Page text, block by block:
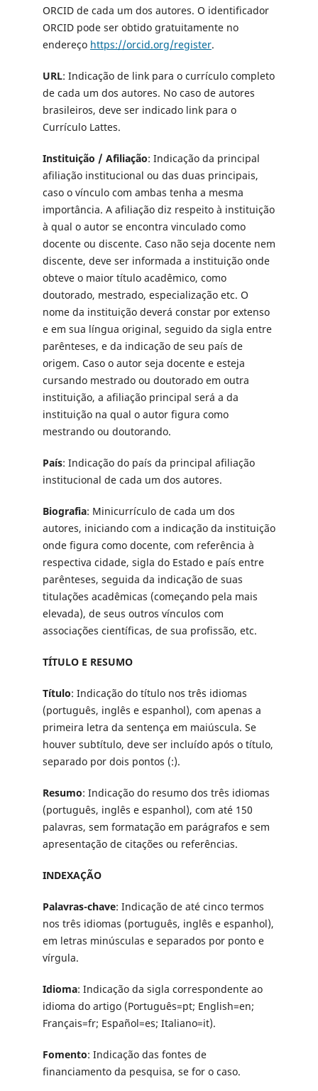
ORCID de cada um dos autores. O identificador
ORCID pode ser obtido gratuitamente no
endereço https://orcid.org/register.
URL: Indicação de link para o currículo completo
de cada um dos autores. No caso de autores
brasileiros, deve ser indicado link para o
Currículo Lattes.
Instituição / Afiliação: Indicação da principal
afiliação institucional ou das duas principais,
caso o vínculo com ambas tenha a mesma
importância. A afiliação diz respeito à instituição
à qual o autor se encontra vinculado como
docente ou discente. Caso não seja docente nem
discente, deve ser informada a instituição onde
obteve o maior título acadêmico, como
doutorado, mestrado, especialização etc. O
nome da instituição deverá constar por extenso
e em sua língua original, seguido da sigla entre
parênteses, e da indicação de seu país de
origem. Caso o autor seja docente e esteja
cursando mestrado ou doutorado em outra
instituição, a afiliação principal será a da
instituição na qual o autor figura como
mestrando ou doutorando.
País: Indicação do país da principal afiliação
institucional de cada um dos autores.
Biografia: Minicurrículo de cada um dos
autores, iniciando com a indicação da instituição
onde figura como docente, com referência à
respectiva cidade, sigla do Estado e país entre
parênteses, seguida da indicação de suas
titulações acadêmicas (começando pela mais
elevada), de seus outros vínculos com
associações científicas, de sua profissão, etc.
TÍTULO E RESUMO
Título: Indicação do título nos três idiomas
(português, inglês e espanhol), com apenas a
primeira letra da sentença em maiúscula. Se
houver subtítulo, deve ser incluído após o título,
separado por dois pontos (:).
Resumo: Indicação do resumo dos três idiomas
(português, inglês e espanhol), com até 150
palavras, sem formatação em parágrafos e sem
apresentação de citações ou referências.
INDEXAÇÃO
Palavras-chave: Indicação de até cinco termos
nos três idiomas (português, inglês e espanhol),
em letras minúsculas e separados por ponto e
vírgula.
Idioma: Indicação da sigla correspondente ao
idioma do artigo (Português=pt; English=en;
Français=fr; Español=es; Italiano=it).
Fomento: Indicação das fontes de
financiamento da pesquisa, se for o caso.